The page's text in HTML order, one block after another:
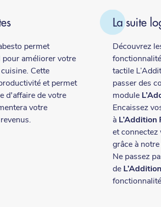
permet
améliorer votre
Cette
et permet
d'affaire de votre
votre
La suite
Découvrez
tactile
passer des
module
Encaissez
à L’Addition
et connectez
grâce à
Ne passez
de